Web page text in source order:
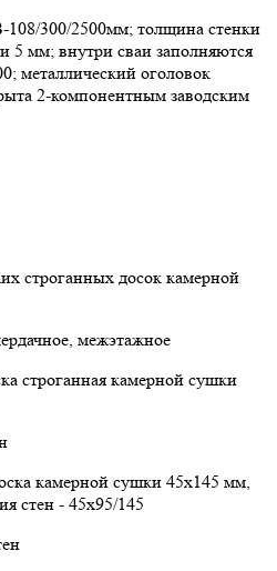
300/2500мм; толщина стенки
5 мм; внутри сваи заполняются
металлический оголовок
2-компонентным заводским
строганных досок камерной
межэтажное
строганная камерной сушки
камерной сушки 45х145 мм,
стен - 45х95/145